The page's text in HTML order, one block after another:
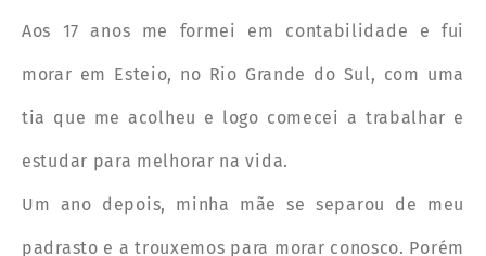
Aos 17 anos me formei em contabilidade e fui
morar em Esteio, no Rio Grande do Sul, com uma
tia que me acolheu e logo comecei a trabalhar e
estudar para melhorar na vida.
Um ano depois, minha mãe se separou de meu
padrasto e a trouxemos para morar conosco. Porém